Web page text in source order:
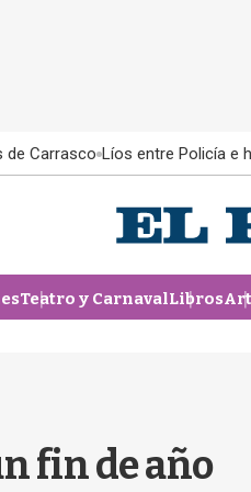
de Carrasco Líos entre Policía e
Teatro y CarnavalLibros
fin de año